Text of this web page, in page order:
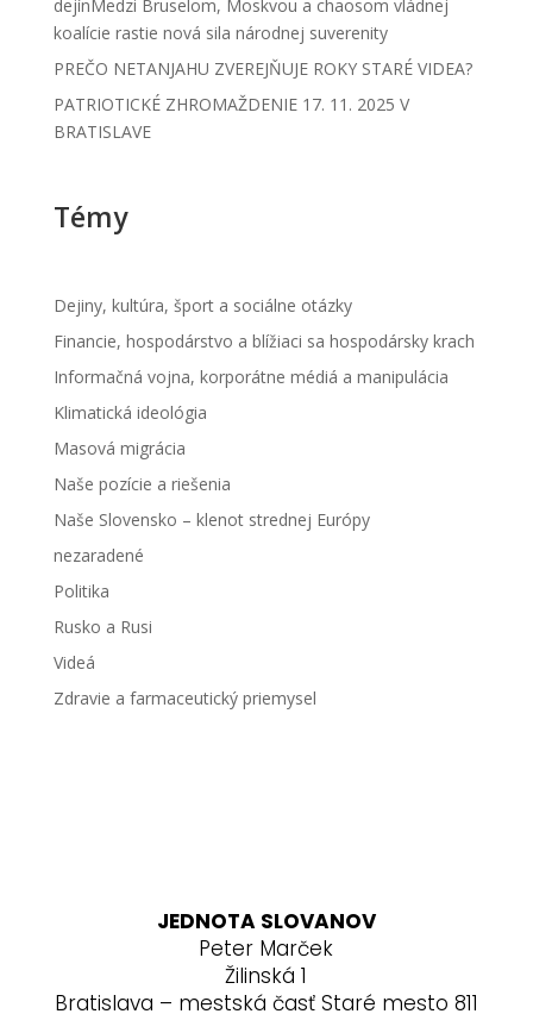
dejínMedzi Bruselom, Moskvou a chaosom vládnej
koalície rastie nová sila národnej suverenity
PREČO NETANJAHU ZVEREJŇUJE ROKY STARÉ VIDEA?
PATRIOTICKÉ ZHROMAŽDENIE 17. 11. 2025 V
BRATISLAVE
Témy
Dejiny, kultúra, šport a sociálne otázky
Financie, hospodárstvo a blížiaci sa hospodársky krach
Informačná vojna, korporátne médiá a manipulácia
Klimatická ideológia
Masová migrácia
Naše pozície a riešenia
Naše Slovensko – klenot strednej Európy
nezaradené
Politika
Rusko a Rusi
Videá
Zdravie a farmaceutický priemysel
JEDNOTA SLOVANOV
Peter Marček
Žilinská 1
Bratislava – mestská časť Staré mesto 811